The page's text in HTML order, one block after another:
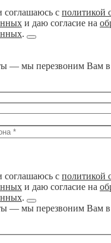
с политикой
и даю согласие на
.
— мы перезвоним Вам
с политикой
и даю согласие на
.
— мы перезвоним Вам в